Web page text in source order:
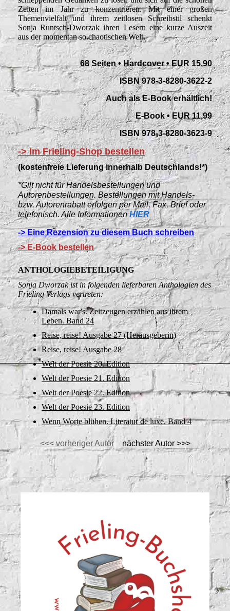
Zeiten im Jahr zu konzentrieren. Mit einer großen
Themenvielfalt und ihrem zeitlosen Schreibstil schenkt
Sonja Runtsch-Dworzak ihren Lesern eine kurze Auszeit
aus der momentan so chaotischen Welt.
68 Seiten • Hardcover • EUR 15,90
ISBN 978-3-8280-3622-2
Auch als E-Book erhältlich!
E-Book • EUR 11,99
ISBN 978-3-8280-3623-9
-> Im Frieling-Shop bestellen
(kostenfreie Lieferung innerhalb Deutschlands!*)
*Gilt nicht für Handelsbestellungen und
Autorenbestellungen. Bestellungen mit Handels-
bzw. Autorenrabatt erfolgen per Mail, Fax, Brief oder
telefonisch. Alle InformationenHIER
-> Eine Rezension zu diesem Buch schreiben
-> E-Book bestellen
ANTHOLOGIEBETEILIGUNG
Sonja Dworzak ist in folgenden lieferbaren Anthologien des
Frieling Verlags vertreten:
Damals war's. Zeitzeugen erzählen aus ihrem
Leben. Band 24
Reise, reise! Ausgabe 27 (Herausgeberin)
Reise, reise! Ausgabe 28
Welt der Poesie 20. Edition
Welt der Poesie 21. Edition
Welt der Poesie 22. Edition
Welt der Poesie 23. Edition
Wenn Worte blühen. Literatur de luxe. Band 4
<<< vorheriger Autornächster Autor >>>